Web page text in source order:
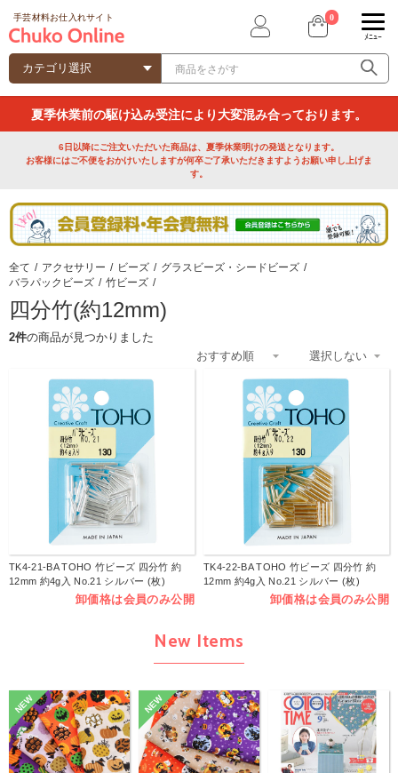
手芸材料お仕入れサイト 0
ﾒﾆｭｰ
夏季休業前の駆け込み受注により大変混み合っております。
6日以降にご注文いただいた商品は、夏季休業明けの発送となります。
お客様にはご不便をおかけいたしますが何卒ご了承いただきますようお願い申し上げま
す。
全て / アクセサリー / ビーズ / グラスビーズ・シードビーズ /
バラパックビーズ / 竹ビーズ /
四分竹(約12mm)
2件の商品が見つかりました
TK4-21-BA TOHO 竹ビーズ 四分竹 約
12mm 約4g入 No.21 シルバー (枚)
卸価格は会員のみ公開
TK4-22-BA TOHO 竹ビーズ 四分竹 約
12mm 約4g入 No.21 シルバー (枚)
卸価格は会員のみ公開
New Items
NEW NEW